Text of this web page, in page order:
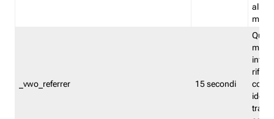
_vwo_referrer 15 secondi